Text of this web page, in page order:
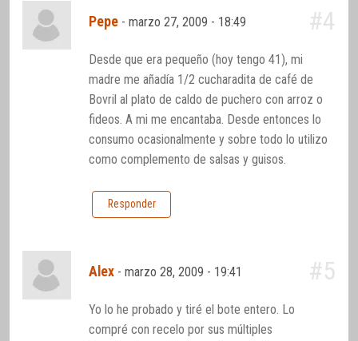
Pepe -marzo 27, 2009 - 18:49 #4
Desde que era pequeño (hoy tengo 41), mi
madre me añadía 1/2 cucharadita de café de
Bovril al plato de caldo de puchero con arroz o
fideos. A mi me encantaba. Desde entonces lo
consumo ocasionalmente y sobre todo lo utilizo
como complemento de salsas y guisos.
Responder
Alex -marzo 28, 2009 - 19:41 #5
Yo lo he probado y tiré el bote entero. Lo
compré con recelo por sus múltiples